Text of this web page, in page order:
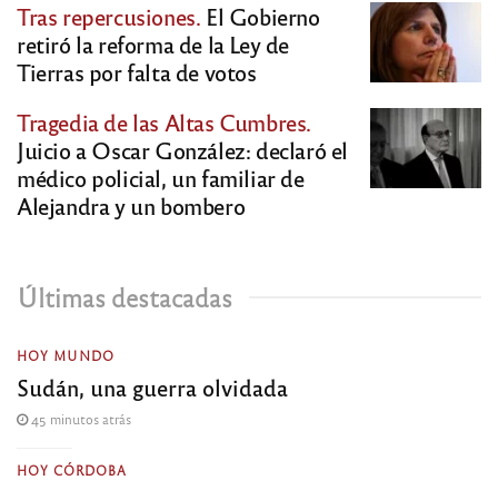
Tras repercusiones. El Gobierno
retiró la reforma de la Ley de
Tierras por falta de votos
Tragedia de las Altas Cumbres.
Juicio a Oscar González: declaró el
médico policial, un familiar de
Alejandra y un bombero
Últimas destacadas
HOY MUNDO
Sudán, una guerra olvidada
45 minutos atrás
HOY CÓRDOBA